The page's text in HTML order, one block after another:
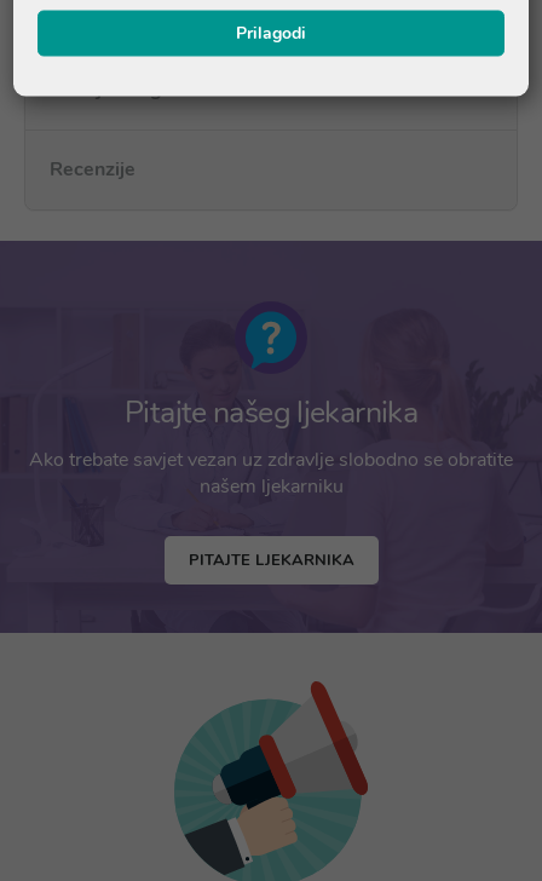
Pitanja i odgovori
Recenzije
Pitajte našeg ljekarnika
Ako trebate savjet vezan uz zdravlje slobodno se obratite
našem ljekarniku
PITAJTE LJEKARNIKA
Prilagodi